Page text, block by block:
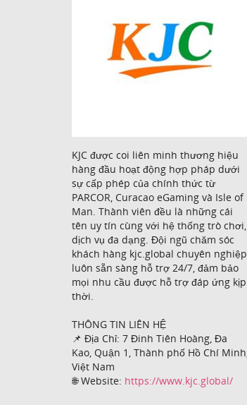
KJC được coi liên minh thương hiệu
hàng đầu hoạt động hợp pháp dưới
sự cấp phép của chính thức từ
PARCOR, Curacao eGaming và Isle of
Man. Thành viên đều là những cái
tên uy tín cùng với hệ thống trò chơi,
dịch vụ đa dạng. Đội ngũ chăm sóc
khách hàng kjc.global chuyên nghiệp
luôn sẵn sàng hỗ trợ 24/7, đảm bảo
mọi nhu cầu được hỗ trợ đáp ứng kịp
thời.
THÔNG TIN LIÊN HỆ
📌 Địa Chỉ: 7 Đinh Tiên Hoàng, Đa
Kao, Quận 1, Thành phố Hồ Chí Minh,
Việt Nam
🌐 Website: https://www.kjc.global/